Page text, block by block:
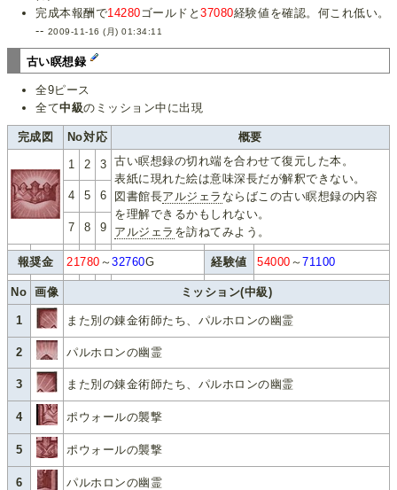
完成本報酬で14280 ゴールドと37080経験値を確認。何これ低い。
-- 2009-11-16 (月) 01:34:11
古い瞑想録
全9ピース
全て中級のミッション中に出現
完成図 No対応 概要
1 2 3 古い瞑想録の切れ端を合わせて復元した本。
表紙に現れた絵は意味深長だが解釈できない。
図書館長アルジェラ ならばこの古い瞑想録の内容
を理解できるかもしれない。
アルジェラ を訪ねてみよう。
4 5 6
7 8 9
報奨金 21780 ～32760G 経験値 54000 ～71100
No 画像 ミッション(中級)
1 また別の錬金術師たち、パルホロンの幽霊
2 パルホロンの幽霊
3 また別の錬金術師たち、パルホロンの幽霊
4 ポウォールの襲撃
5 ポウォールの襲撃
6 パルホロンの幽霊